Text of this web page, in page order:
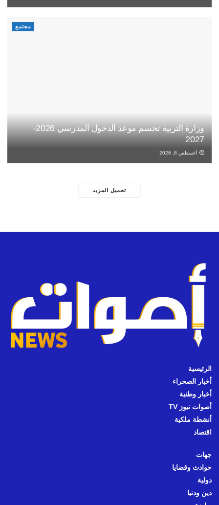
مجتمع
وزارة التربية تحسم موعد الدخول المدرسي 2026-
2027
أغسطس 8, 2026
تحميل المزيد
الرئيسية
أخبار الصحراء
أخبار وطنية
أصوات نيوز TV
أنشطة ملكية
اقتصاد
جهات
حوادث وقضايا
دولية
دين ودنيا